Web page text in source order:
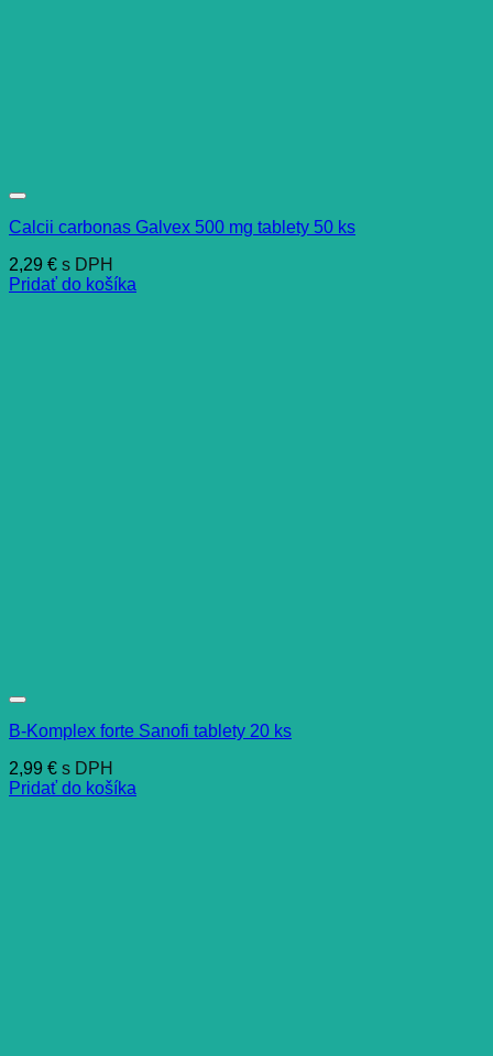
Calcii carbonas Galvex 500 mg tablety 50 ks
2,29 € s DPH
Pridať do košíka
B-Komplex forte Sanofi tablety 20 ks
2,99 € s DPH
Pridať do košíka